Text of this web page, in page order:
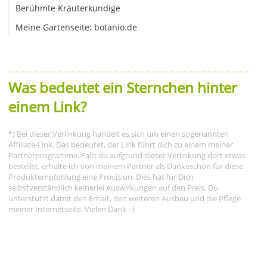
Berühmte Kräuterkundige
Meine Gartenseite: botanio.de
Was bedeutet ein Sternchen hinter
einem Link?
*) Bei dieser Verlinkung handelt es sich um einen sogenannten
Affiliate-Link. Das bedeutet, der Link führt dich zu einem meiner
Partnerprogramme. Falls du aufgrund dieser Verlinkung dort etwas
bestellst, erhalte ich von meinem Partner als Dankeschön für diese
Produktempfehlung eine Provision. Dies hat für Dich
selbstverständlich keinerlei Auswirkungen auf den Preis. Du
unterstützt damit den Erhalt, den weiteren Ausbau und die Pflege
meiner Internetseite. Vielen Dank :-)